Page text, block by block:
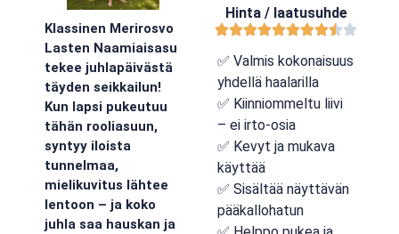
Klassinen Merirosvo
Lasten Naamiaisasu
tekee juhlapäivästä
täyden seikkailun!
Kun lapsi pukeutuu
tähän rooliasuun,
syntyy iloista
tunnelmaa,
mielikuvitus lähtee
lentoon – ja koko
juhla saa hauskan ja
Hinta / laatusuhde
✅ Valmis kokonaisuus
yhdellä haalarilla
✅ Kiinniommeltu liivi
– ei irto-osia
✅ Kevyt ja mukava
käyttää
✅ Sisältää näyttävän
pääkallohatun